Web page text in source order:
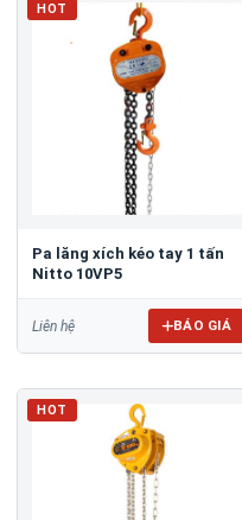
HOT
Pa lăng xích kéo tay 1 tấn
Nitto 10VP5
Liên hệ BÁO GIÁ
HOT